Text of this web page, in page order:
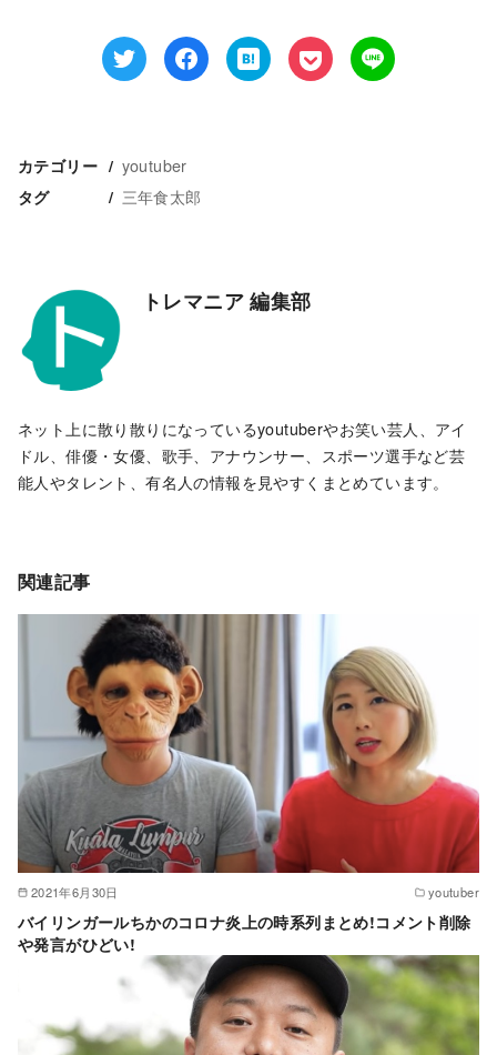
カテゴリー youtuber
タグ 三年食太郎
トレマニア 編集部
ネット上に散り散りになっているyoutuberやお笑い芸人、アイ
ドル、俳優・女優、歌手、アナウンサー、スポーツ選手など芸
能人やタレント、有名人の情報を見やすくまとめています。
関連記事
2021年6月30日 youtuber
バイリンガールちかのコロナ炎上の時系列まとめ!コメント削除
や発言がひどい!